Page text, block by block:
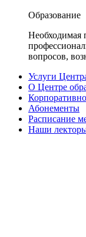
Образование
Необходимая
вопросов,
Услуги
О Центре
Абонементы
Расписание
Наши